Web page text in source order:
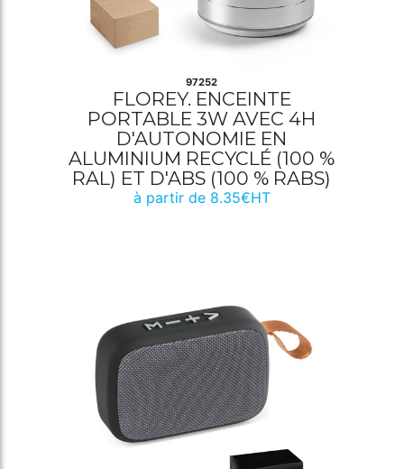
97252
FLOREY. ENCEINTE
PORTABLE 3W AVEC 4H
D'AUTONOMIE EN
ALUMINIUM RECYCLÉ (100 %
RAL) ET D'ABS (100 % RABS)
à partir de 8.35€HT